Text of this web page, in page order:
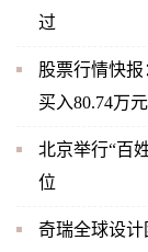
过
股票行情快报
买入80.74万元
北京举行“百
位
奇瑞全球设计